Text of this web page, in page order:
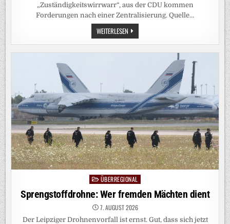
„Zuständigkeitswirrwarr“, aus der CDU kommen
Forderungen nach einer Zentralisierung. Quelle…
WEITERLESEN VORFALL
IN
LEIPZIG:
FLUGHAFENZAUN,
WECHSELT
DIE
ZUSTÄNDIGKEIT
PostedÜBERREGIONAL
Sprengstoffdrohne: Wer fremden Mächten dient
7. AUGUST 2026
Der Leipziger Drohnenvorfall ist ernst. Gut, dass sich jetzt